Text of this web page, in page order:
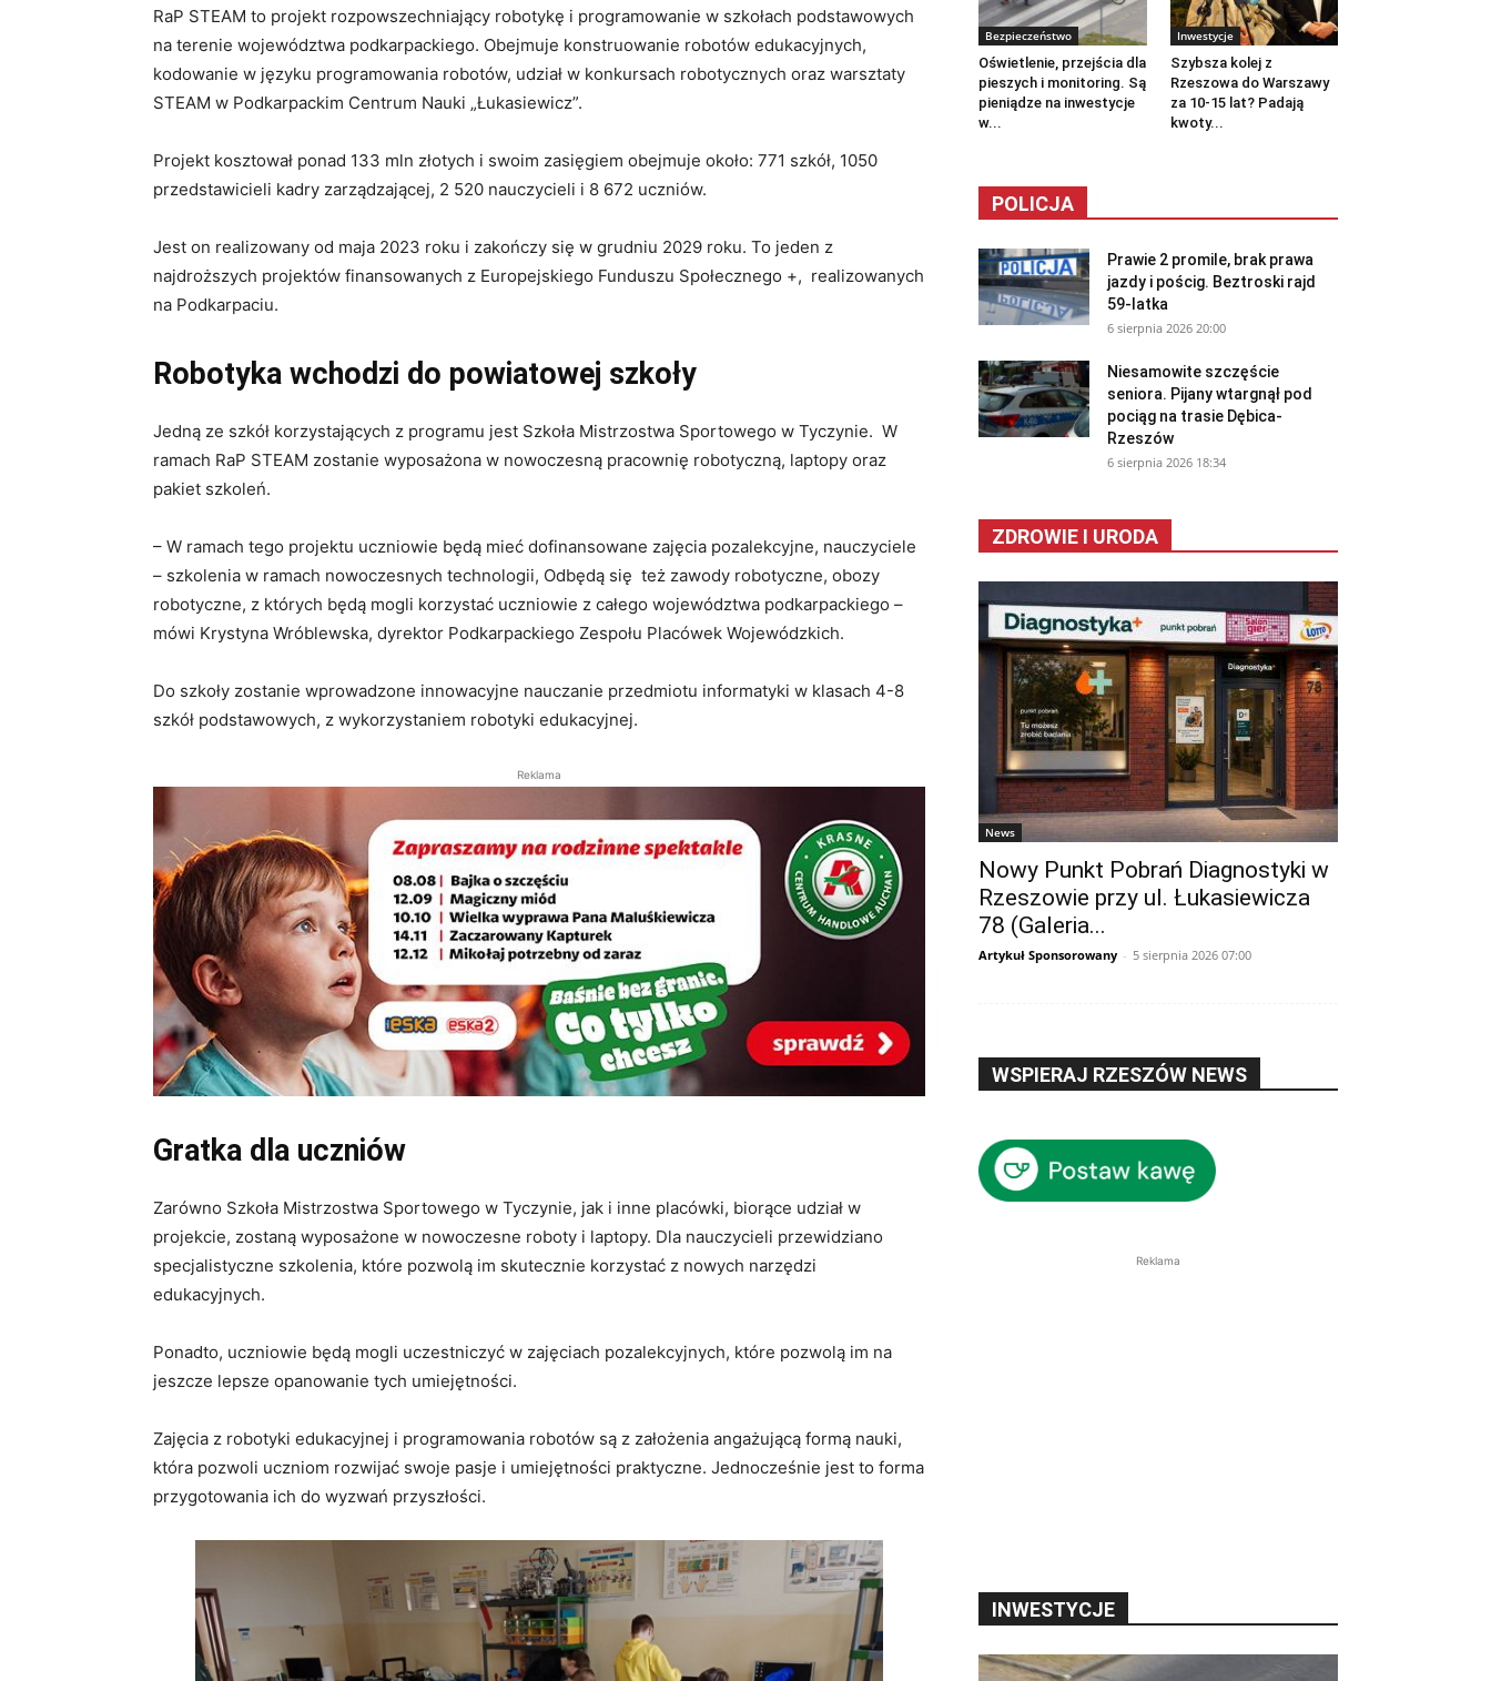
RaP STEAM to projekt rozpowszechniający robotykę i programowanie w szkołach podstawowych
na terenie województwa podkarpackiego. Obejmuje konstruowanie robotów edukacyjnych,
kodowanie w języku programowania robotów, udział w konkursach robotycznych oraz warsztaty
STEAM w Podkarpackim Centrum Nauki „Łukasiewicz”.
Projekt kosztował ponad 133 mln złotych i swoim zasięgiem obejmuje około: 771 szkół, 1050
przedstawicieli kadry zarządzającej, 2 520 nauczycieli i 8 672 uczniów.
Jest on realizowany od maja 2023 roku i zakończy się w grudniu 2029 roku. To jeden z
najdroższych projektów finansowanych z Europejskiego Funduszu Społecznego +, realizowanych
na Podkarpaciu.
Robotyka wchodzi do powiatowej szkoły
Jedną ze szkół korzystających z programu jest Szkoła Mistrzostwa Sportowego w Tyczynie. W
ramach RaP STEAM zostanie wyposażona w nowoczesną pracownię robotyczną, laptopy oraz
pakiet szkoleń.
– W ramach tego projektu uczniowie będą mieć dofinansowane zajęcia pozalekcyjne, nauczyciele
– szkolenia w ramach nowoczesnych technologii, Odbędą się też zawody robotyczne, obozy
robotyczne, z których będą mogli korzystać uczniowie z całego województwa podkarpackiego –
mówi Krystyna Wróblewska, dyrektor Podkarpackiego Zespołu Placówek Wojewódzkich.
Do szkoły zostanie wprowadzone innowacyjne nauczanie przedmiotu informatyki w klasach 4-8
szkół podstawowych, z wykorzystaniem robotyki edukacyjnej.
Reklama
Gratka dla uczniów
Zarówno Szkoła Mistrzostwa Sportowego w Tyczynie, jak i inne placówki, biorące udział w
projekcie, zostaną wyposażone w nowoczesne roboty i laptopy. Dla nauczycieli przewidziano
specjalistyczne szkolenia, które pozwolą im skutecznie korzystać z nowych narzędzi
edukacyjnych.
Ponadto, uczniowie będą mogli uczestniczyć w zajęciach pozalekcyjnych, które pozwolą im na
jeszcze lepsze opanowanie tych umiejętności.
Zajęcia z robotyki edukacyjnej i programowania robotów są z założenia angażującą formą nauki,
która pozwoli uczniom rozwijać swoje pasje i umiejętności praktyczne. Jednocześnie jest to forma
przygotowania ich do wyzwań przyszłości.
Bezpieczeństwo
Oświetlenie, przejścia dla
pieszych i monitoring. Są
pieniądze na inwestycje
w...
Inwestycje
Szybsza kolej z
Rzeszowa do Warszawy
za 10-15 lat? Padają
kwoty...
POLICJA
Prawie 2 promile, brak prawa
jazdy i pościg. Beztroski rajd
59-latka
6 sierpnia 2026 20:00
Niesamowite szczęście
seniora. Pijany wtargnął pod
pociąg na trasie Dębica-
Rzeszów
6 sierpnia 2026 18:34
ZDROWIE I URODA
News
Nowy Punkt Pobrań Diagnostyki w
Rzeszowie przy ul. Łukasiewicza
78 (Galeria...
Artykuł Sponsorowany - 5 sierpnia 2026 07:00
WSPIERAJ RZESZÓW NEWS
Reklama
INWESTYCJE